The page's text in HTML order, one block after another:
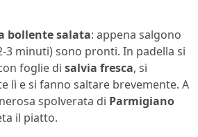
bollente salata: appena salgono
3 minuti) sono pronti. In padella si
foglie di salvia fresca, si
lì e si fanno saltare brevemente. A
spolverata di Parmigiano
il piatto.